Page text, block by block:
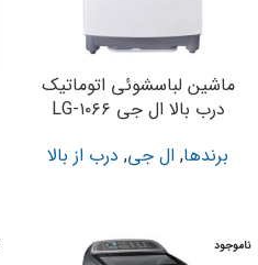
ماشین لباسشوئی اتوماتیک
درب بالا ال جی LG-۱۰۶۶
برندها, ال جی, درب از بالا
ناموجود